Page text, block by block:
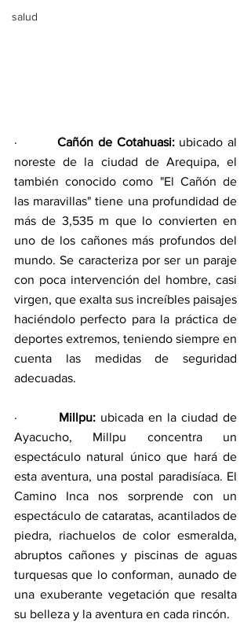
salud
· Cañón de Cotahuasi: ubicado al
noreste de la ciudad de Arequipa, el
también conocido como "El Cañón de
las maravillas" tiene una profundidad de
más de 3,535 m que lo convierten en
uno de los cañones más profundos del
mundo. Se caracteriza por ser un paraje
con poca intervención del hombre, casi
virgen, que exalta sus increíbles paisajes
haciéndolo perfecto para la práctica de
deportes extremos, teniendo siempre en
cuenta las medidas de seguridad
adecuadas.
· Millpu: ubicada en la ciudad de
Ayacucho, Millpu concentra un
espectáculo natural único que hará de
esta aventura, una postal paradisíaca. El
Camino Inca nos sorprende con un
espectáculo de cataratas, acantilados de
piedra, riachuelos de color esmeralda,
abruptos cañones y piscinas de aguas
turquesas que lo conforman, aunado de
una exuberante vegetación que resalta
su belleza y la aventura en cada rincón.